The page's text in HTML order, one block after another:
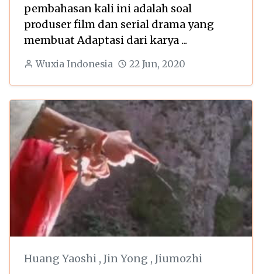
pembahasan kali ini adalah soal
produser film dan serial drama yang
membuat Adaptasi dari karya ...
Wuxia Indonesia 22 Jun, 2020
Huang Yaoshi , Jin Yong , Jiumozhi